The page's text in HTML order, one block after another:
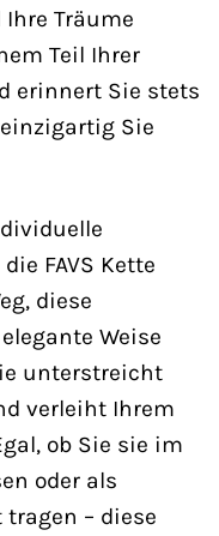
Träume
Teil Ihrer
erinnert Sie stets
Sie
FAVS Kette
diese
Weise
unterstreicht
verleiht Ihrem
ob Sie sie im
oder als
– diese